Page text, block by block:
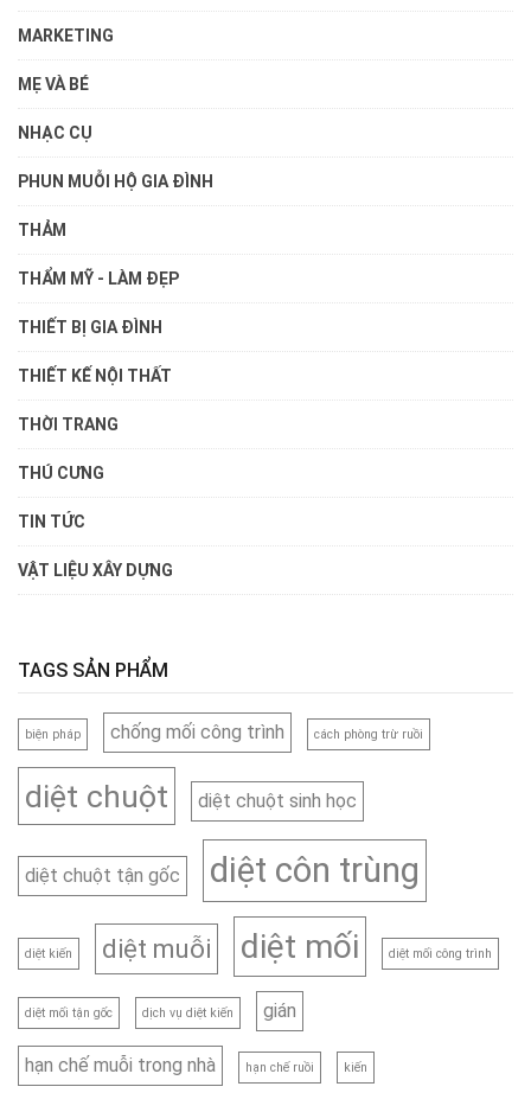
MARKETING
MẸ VÀ BÉ
NHẠC CỤ
PHUN MUỖI HỘ GIA ĐÌNH
THẢM
THẨM MỸ - LÀM ĐẸP
THIẾT BỊ GIA ĐÌNH
THIẾT KẾ NỘI THẤT
THỜI TRANG
THÚ CƯNG
TIN TỨC
VẬT LIỆU XÂY DỰNG
TAGS SẢN PHẨM
biện pháp chống mối công trình cách phòng trừ ruồi
diệt chuột diệt chuột sinh học
diệt chuột tận gốc diệt côn trùng
diệt kiến diệt muỗi diệt mối diệt mối công trình
diệt mối tận gốc dịch vụ diệt kiến gián
hạn chế muỗi trong nhà hạn chế ruồi kiến